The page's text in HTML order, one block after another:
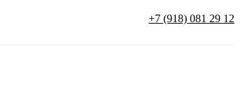
+7 (918) 081 29 12